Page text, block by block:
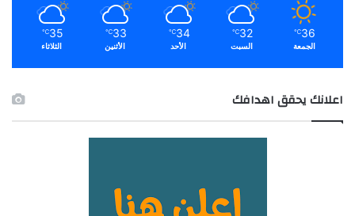
36
℃
الجمعة
32
℃
السبت
34
℃
الأحد
33
℃
الأثنين
35
℃
الثلاثاء
اعلانك يحقق اهدافك